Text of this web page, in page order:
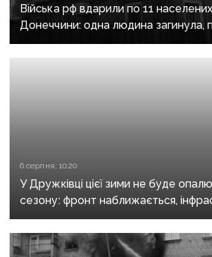
Війська рф вдарили по 11
Донеччини: одна людина загинула,
поранені
6 серпня, 10:20
У Дружківці цієї зими не буде
сезону: фронт наближається,
критично зруйнована